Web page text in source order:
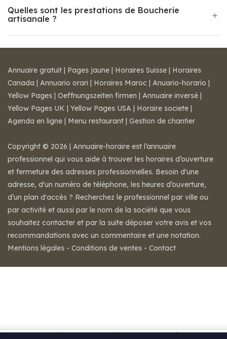
Quelles sont les prestations de Boucherie
artisanale ?
Annuaire gratuit | Pages jaune | Horaires Suisse | Horaires
Canada | Annuario orari | Horaires Maroc | Anuario-horario |
Yellow Pages | Oeffnungszeiten firmen | Annuaire inversé |
Yellow Pages UK | Yellow Pages USA | Horaire societe |
Agenda en ligne | Menu restaurant | Gestion de chantier
Copyright © 2026 | Annuaire-horaire est l’annuaire
professionnel qui vous aide à trouver les horaires d’ouverture
et fermeture des adresses professionnelles. Besoin d'une
adresse, d'un numéro de téléphone, les heures d’ouverture,
d’un plan d'accès ? Recherchez le professionnel par ville ou
par activité et aussi par le nom de la société que vous
souhaitez contacter et par la suite déposer votre avis et vos
recommandations avec un commentaire et une notation.
Mentions légales - Conditions de ventes - Contact